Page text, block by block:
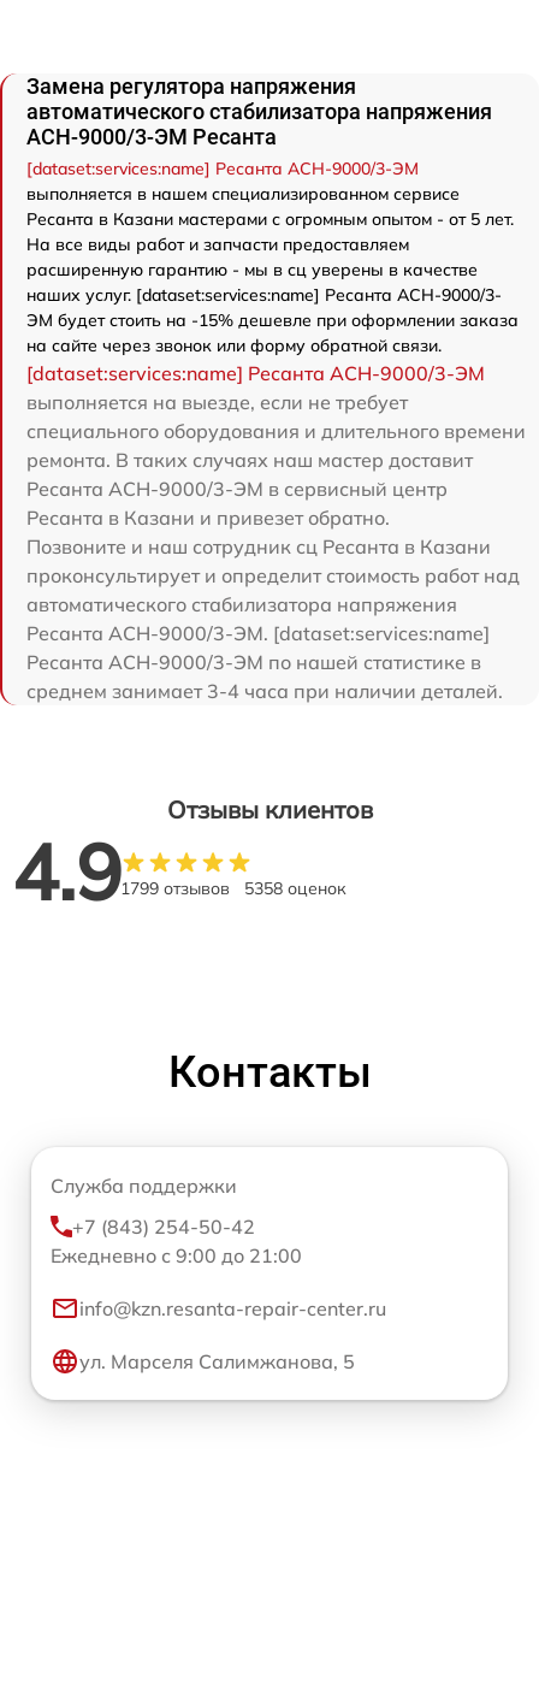
Замена регулятора напряжения
автоматического стабилизатора напряжения
АСН-9000/3-ЭМ Ресанта
[dataset:services:name] Ресанта АСН-9000/3-ЭМ
выполняется в нашем специализированном сервисе
Ресанта в Казани мастерами с огромным опытом - от 5 лет.
На все виды работ и запчасти предоставляем
расширенную гарантию - мы в сц уверены в качестве
наших услуг. [dataset:services:name] Ресанта АСН-9000/3-
ЭМ будет стоить на -15% дешевле при оформлении заказа
на сайте через звонок или форму обратной связи.
[dataset:services:name] Ресанта АСН-9000/3-ЭМ
выполняется на выезде, если не требует
специального оборудования и длительного времени
ремонта. В таких случаях наш мастер доставит
Ресанта АСН-9000/3-ЭМ в сервисный центр
Ресанта в Казани и привезет обратно.
Позвоните и наш сотрудник сц Ресанта в Казани
проконсультирует и определит стоимость работ над
автоматического стабилизатора напряжения
Ресанта АСН-9000/3-ЭМ. [dataset:services:name]
Ресанта АСН-9000/3-ЭМ по нашей статистике в
среднем занимает 3-4 часа при наличии деталей.
Отзывы клиентов
4.91799 отзывов 5358 оценок
Контакты
Служба поддержки
+7 (843) 254-50-42
Ежедневно с 9:00 до 21:00
info@kzn.resanta-repair-center.ru
ул. Марселя Салимжанова, 5